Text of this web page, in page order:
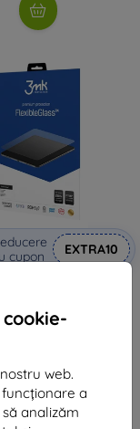
web.
a
analizăm
cupon
EXTRA10
79 lei
71 lei